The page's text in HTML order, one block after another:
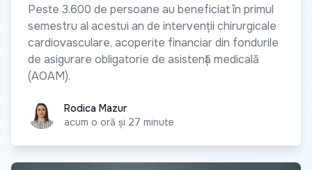
Peste 3.600 de persoane au beneficiat în primul
semestru al acestui an de intervenții chirurgicale
cardiovasculare, acoperite financiar din fondurile
de asigurare obligatorie de asistență medicală
(AOAM).
Rodica MazurRodica Mazur
acum o oră și 27 minute